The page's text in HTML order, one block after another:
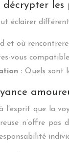
décrypter les
éclairer
et où
vous
: Quels sont
l’esprit que la
n’offre